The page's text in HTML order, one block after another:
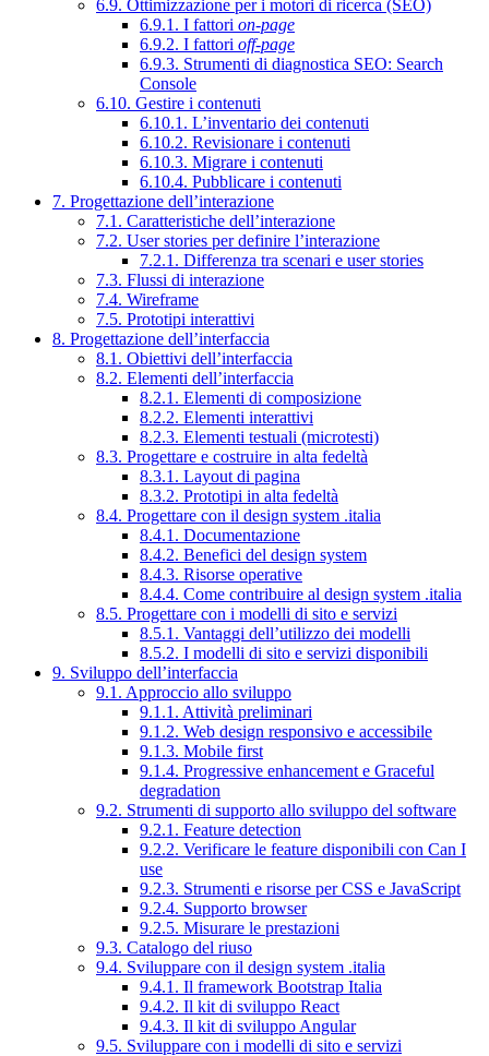
6.9. Ottimizzazione per i motori di ricerca (SEO)
6.9.1. I fattori on-page
6.9.2. I fattori off-page
6.9.3. Strumenti di diagnostica SEO: Search
Console
6.10. Gestire i contenuti
6.10.1. L’inventario dei contenuti
6.10.2. Revisionare i contenuti
6.10.3. Migrare i contenuti
6.10.4. Pubblicare i contenuti
7. Progettazione dell’interazione
7.1. Caratteristiche dell’interazione
7.2. User stories per definire l’interazione
7.2.1. Differenza tra scenari e user stories
7.3. Flussi di interazione
7.4. Wireframe
7.5. Prototipi interattivi
8. Progettazione dell’interfaccia
8.1. Obiettivi dell’interfaccia
8.2. Elementi dell’interfaccia
8.2.1. Elementi di composizione
8.2.2. Elementi interattivi
8.2.3. Elementi testuali (microtesti)
8.3. Progettare e costruire in alta fedeltà
8.3.1. Layout di pagina
8.3.2. Prototipi in alta fedeltà
8.4. Progettare con il design system .italia
8.4.1. Documentazione
8.4.2. Benefici del design system
8.4.3. Risorse operative
8.4.4. Come contribuire al design system .italia
8.5. Progettare con i modelli di sito e servizi
8.5.1. Vantaggi dell’utilizzo dei modelli
8.5.2. I modelli di sito e servizi disponibili
9. Sviluppo dell’interfaccia
9.1. Approccio allo sviluppo
9.1.1. Attività preliminari
9.1.2. Web design responsivo e accessibile
9.1.3. Mobile first
9.1.4. Progressive enhancement e Graceful
degradation
9.2. Strumenti di supporto allo sviluppo del software
9.2.1. Feature detection
9.2.2. Verificare le feature disponibili con Can I
use
9.2.3. Strumenti e risorse per CSS e JavaScript
9.2.4. Supporto browser
9.2.5. Misurare le prestazioni
9.3. Catalogo del riuso
9.4. Sviluppare con il design system .italia
9.4.1. Il framework Bootstrap Italia
9.4.2. Il kit di sviluppo React
9.4.3. Il kit di sviluppo Angular
9.5. Sviluppare con i modelli di sito e servizi